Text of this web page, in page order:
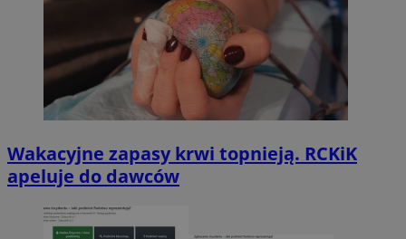
Wakacyjne zapasy krwi topnieją. RCKiK
apeluje do dawców